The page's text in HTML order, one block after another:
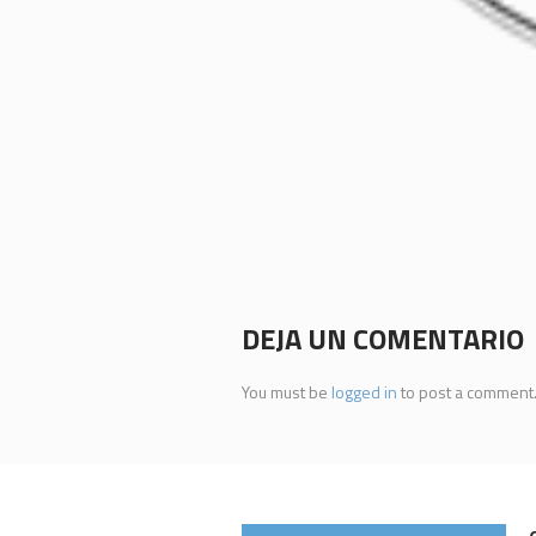
DEJA UN COMENTARIO
You must be logged into post a comment.